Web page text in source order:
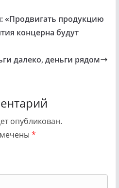
«Продвигать продукцию
концерна будут
далеко, деньги рядом
опубликован.
*